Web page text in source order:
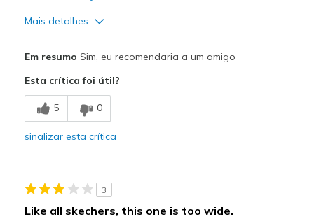
Mais detalhes
Breathe Well
Comfortable
Going Out
Em resumo Sim, eu recomendaria a um amigo
Esta crítica foi útil?
5 0
sinalizar esta crítica
3
Like all skechers, this one is too wide.